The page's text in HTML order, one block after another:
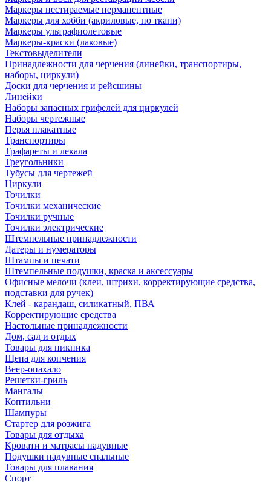
Маркеры нестираемые перманентные
Маркеры для хобби (акриловые, по ткани)
Маркеры ультрафиолетовые
Маркеры-краски (лаковые)
Текстовыделители
Принадлежности для черчения (линейки, транспортиры,
наборы, циркули)
Доски для черчения и рейсшины
Линейки
Наборы запасных грифелей для циркулей
Наборы чертежные
Перья плакатные
Транспортиры
Трафареты и лекала
Треугольники
Тубусы для чертежей
Циркули
Точилки
Точилки механические
Точилки ручные
Точилки электрические
Штемпельные принадлежности
Датеры и нумераторы
Штампы и печати
Штемпельные подушки, краска и аксессуары
Офисные мелочи (клеи, штрихи, корректирующие средства,
подставки для ручек)
Клей - карандаш, силикатный, ПВА
Корректирующие средства
Настольные принадлежности
Дом, сад и отдых
Товары для пикника
Щепа для копчения
Веер-опахало
Решетки-гриль
Мангалы
Коптильни
Шампуры
Стартер для розжига
Товары для отдыха
Кровати и матрасы надувные
Подушки надувные спальные
Товары для плавания
Спорт